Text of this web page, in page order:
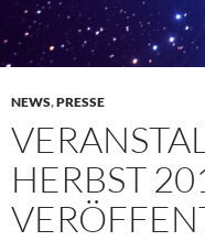
NEWS,PRESSE
HERBST